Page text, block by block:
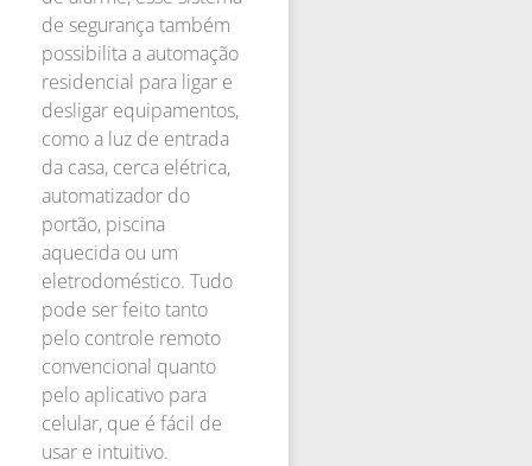
de segurança também
possibilita a automação
residencial para ligar e
desligar equipamentos,
como a luz de entrada
da casa, cerca elétrica,
automatizador do
portão, piscina
aquecida ou um
eletrodoméstico. Tudo
pode ser feito tanto
pelo controle remoto
convencional quanto
pelo aplicativo para
celular, que é fácil de
usar e intuitivo.